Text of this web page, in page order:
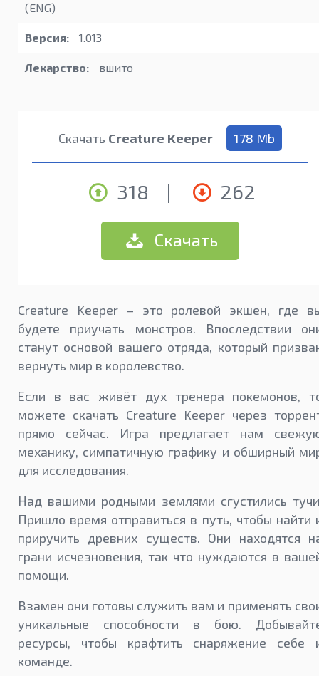
(ENG)
Версия: 1.013
Лекарство: вшито
Скачать Creature Keeper 178 Mb
318 | 262
Скачать
Creature Keeper – это ролевой экшен, где
будете приучать монстров. Впоследствии
станут основой вашего отряда, который
вернуть мир в королевство.
Если в вас живёт дух тренера покемонов,
можете скачать Creature Keeper через
прямо сейчас. Игра предлагает нам
механику, симпатичную графику и обширный
для исследования.
Над вашими родными землями сгустились
Пришло время отправиться в путь, чтобы найти
приручить древних существ. Они находятся
грани исчезновения, так что нуждаются в
помощи.
Взамен они готовы служить вам и применять
уникальные способности в бою.
ресурсы, чтобы крафтить снаряжение себе
команде.